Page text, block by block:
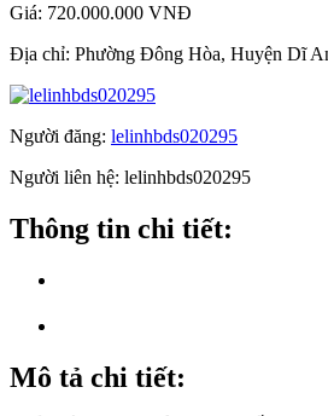
Giá: 720.000.000 VNĐ
Địa chỉ: Phường Đông Hòa, Huyện Dĩ
Người đăng: lelinhbds020295
Người liên hệ: lelinhbds020295
Thông tin chi tiết:
Mô tả chi tiết: